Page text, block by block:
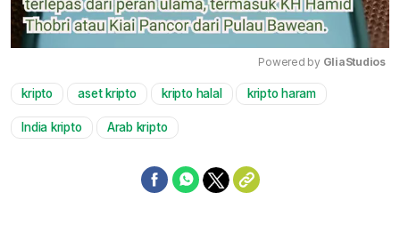
Mute
Powered by GliaStudios
kripto aset kripto kripto halal kripto haram
India kripto Arab kripto